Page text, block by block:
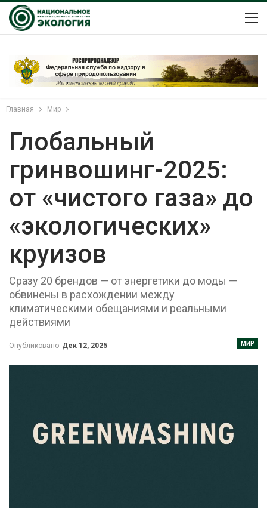
Главная Мир
Глобальный
гринвошинг-2025:
от «чистого газа» до
«экологических»
круизов
Сразу 20 брендов — от энергетики до моды —
обвинены в расхождении между
климатическими обещаниями и реальными
действиями
МИР
Опубликовано Дек 12, 2025